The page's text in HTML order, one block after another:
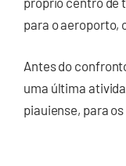
para o aeroporto,
Antes do
uma última
piauiense, para